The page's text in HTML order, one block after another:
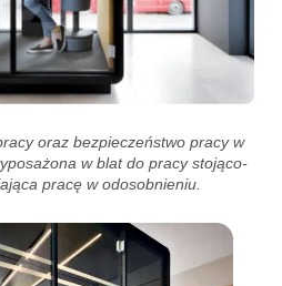
oraz bezpieczeństwo pracy w
w blat do pracy stojąco-
pracę w odosobnieniu.